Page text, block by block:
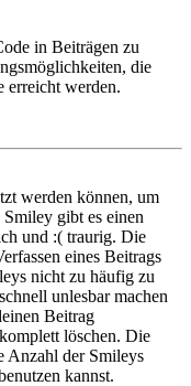
in Beiträgen zu
die
werden.
werden können, um
gibt es einen
und :( traurig. Die
eines Beitrags
nicht zu häufig zu
unlesbar machen
Beitrag
löschen. Die
Anzahl der Smileys
kannst.